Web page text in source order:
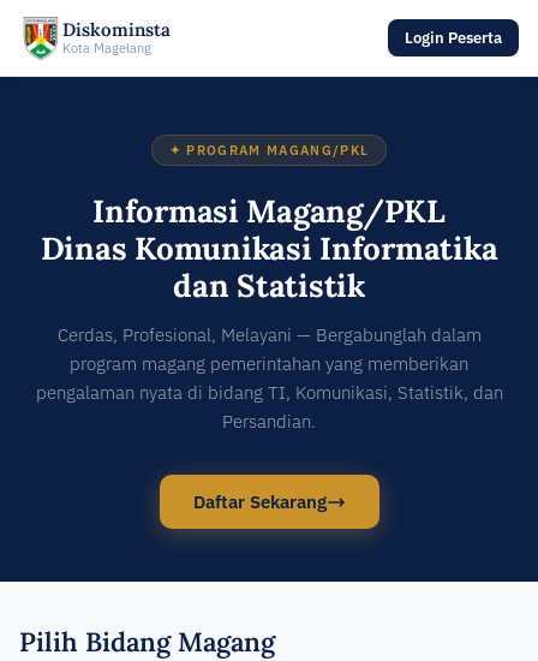
Diskominsta
Kota Magelang Login Peserta
✦ PROGRAM MAGANG/PKL
Informasi Magang/PKL
Dinas Komunikasi Informatika
dan Statistik
Cerdas, Profesional, Melayani — Bergabunglah dalam
program magang pemerintahan yang memberikan
pengalaman nyata di bidang TI, Komunikasi, Statistik, dan
Persandian.
Daftar Sekarang
Pilih Bidang Magang